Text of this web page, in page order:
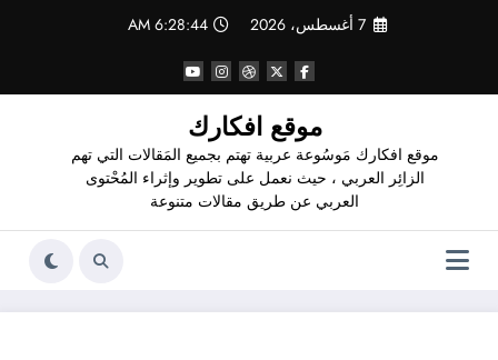
7 أغسطس، 2026 6:28:45 AM
موقع افكارك
موقع افكارك مَوسُوعة عربية تهتم بجميع المَقالات التي تهم
الزائِر العربي ، حيث نعمل على تطوير وإثراء المُحْتوى
العربي عن طريق مقالات متنوعة